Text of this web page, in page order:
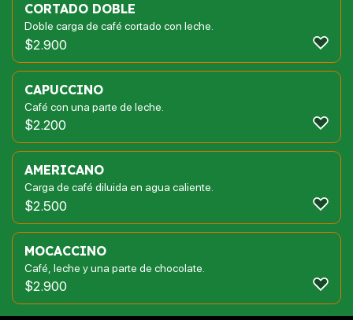
CORTADO DOBLE
Doble carga de café cortado con leche.
$2.900
CAPUCCINO
Café con una parte de leche.
$2.200
AMERICANO
Carga de café diluida en agua caliente.
$2.500
MOCACCINO
Café, leche y una parte de chocolate.
$2.900